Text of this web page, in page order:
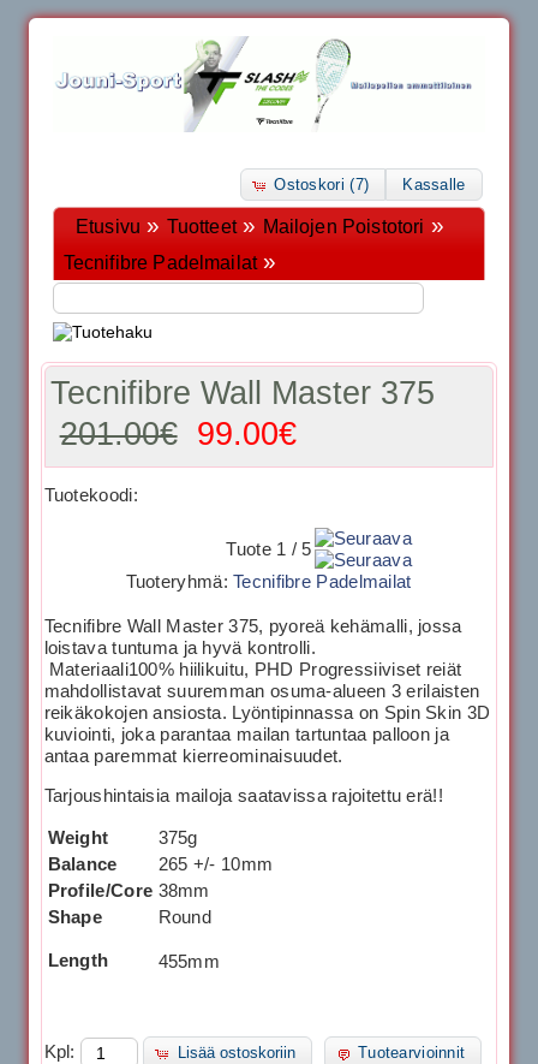
Ostoskori (7) Kassalle
Etusivu » Tuotteet» Mailojen Poistotori »
Tecnifibre Padelmailat»
Tecnifibre Wall Master 375
201.00€ 99.00€
Tuotekoodi:
Tuote 1 / 5
Tuoteryhmä:Tecnifibre Padelmailat
Tecnifibre Wall Master 375, pyoreä kehämalli, jossa
loistava tuntuma ja hyvä kontrolli.
Materiaali100% hiilikuitu, PHD Progressiiviset reiät
mahdollistavat suuremman osuma-alueen 3 erilaisten
reikäkokojen ansiosta. Lyöntipinnassa on Spin Skin 3D
kuviointi, joka parantaa mailan tartuntaa palloon ja
antaa paremmat kierreominaisuudet.
Tarjoushintaisia mailoja saatavissa rajoitettu erä!!
Weight
375g
Balance
265 +/- 10mm
Profile/Core 38mm
Shape
Round
Length 455mm
Kpl: Lisää ostoskoriin Tuotearvioinnit